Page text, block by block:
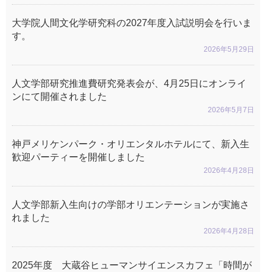
2026年5月29日
大学院人間文化学研究科の2027年度入試説明会を行いま
す。
2026年5月7日
人文学部研究推進費研究発表会が、4月25日にオンライ
ンにて開催されました
2026年4月28日
神戸メリケンパーク・オリエンタルホテルにて、新入生
歓迎パーティーを開催しました
2026年4月28日
人文学部新入生向けの学部オリエンテーションが実施さ
れました
2025年度 大蔵谷ヒューマンサイエンスカフェ「時間が